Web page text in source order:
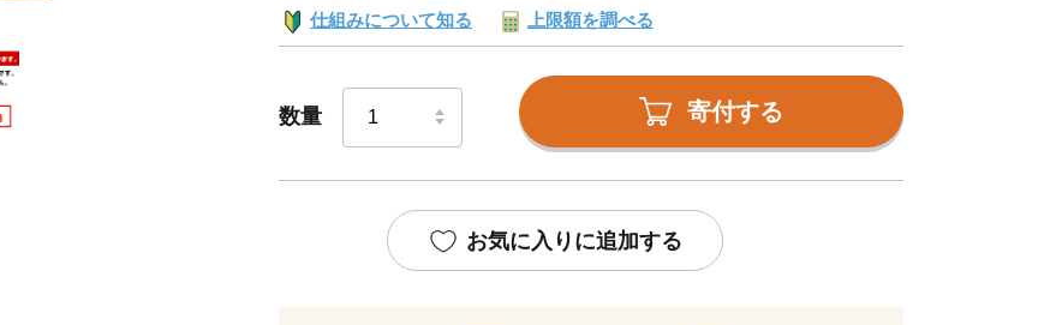
仕組みについて知る 上限額を調べる
数量 寄付する
お気に入りに追加する